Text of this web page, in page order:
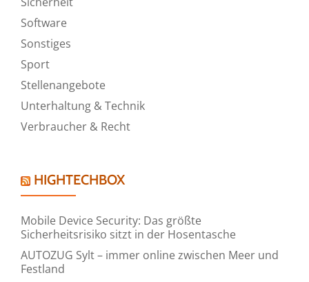
Software
Sonstiges
Sport
Stellenangebote
Unterhaltung & Technik
Verbraucher & Recht
HIGHTECHBOX
Mobile Device Security: Das größte
Sicherheitsrisiko sitzt in der Hosentasche
AUTOZUG Sylt – immer online zwischen Meer und
Festland